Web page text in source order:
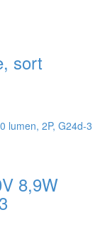
sort
8,9W